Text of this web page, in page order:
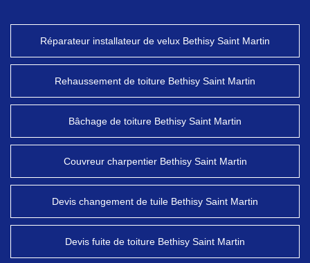
Réparateur installateur de velux Bethisy Saint Martin
Rehaussement de toiture Bethisy Saint Martin
Bâchage de toiture Bethisy Saint Martin
Couvreur charpentier Bethisy Saint Martin
Devis changement de tuile Bethisy Saint Martin
Devis fuite de toiture Bethisy Saint Martin